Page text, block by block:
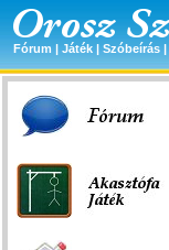
Fórum | Játék | Szóbeírás |